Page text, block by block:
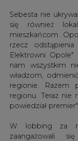
Sebesta nie
się również
mieszkańcom
rzecz
Elektrowni Opole"
nam wszystkim
władzom,
regionie. Razem
regionu. Teraz
powiedział premier"
W lobbing za
zaangażowali